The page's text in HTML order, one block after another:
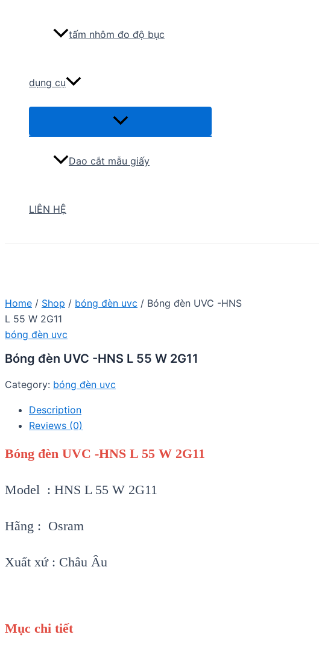
tấm nhôm đo độ bục
dụng cụ
Menu
Dao cắt mẫu giấy
LIÊN HỆ
Home / Shop / bóng đèn uvc / Bóng đèn UVC -HNS
L 55 W 2G11
bóng đèn uvc
Bóng đèn UVC -HNS L 55 W 2G11
Category: bóng đèn uvc
Description
Reviews (0)
Bóng đèn UVC -HNS L 55 W 2G11
Model : HNS L 55 W 2G11
Hãng : Osram
Xuất xứ : Châu Âu
Mục chi tiết